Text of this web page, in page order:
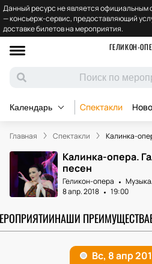
Данный ресурс не является
— консьерж-сервис, предоставляющий
доставке билетов на мероприятия.
ГЕЛИКОН-
Календарь Спектакли
Главная Спектакли Калинка-
Калинка-опера.
песен
Геликон-опера
8 апр. 2018
19:00
НАШИ ПРЕИМУЩЕСТВА